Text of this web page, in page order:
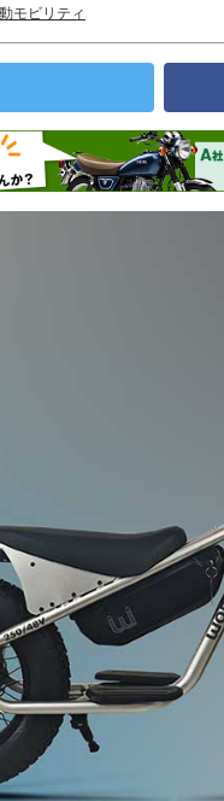
モビリティ